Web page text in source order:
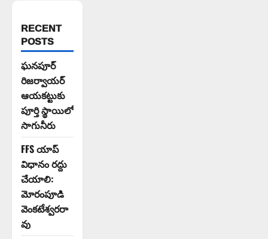
RECENT
POSTS
ఘనపూర్
రిజర్వాయర్
ఆయకట్టుకు
పూర్తి స్థాయిలో
సాగునీరు
FFS యాప్
విధానం రద్దు
చేయాలి:
మోరంపూడి
వెంకటేశ్వరరా
వు